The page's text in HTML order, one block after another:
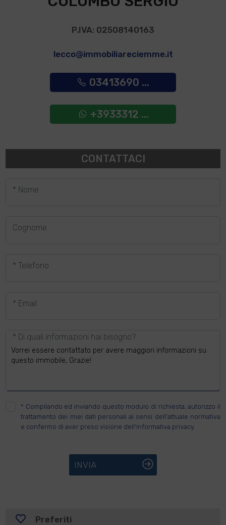
P.IVA: 02508140163
lecco@immobiliareciemme.it
03413690 ...
+3933312 ...
CONTATTACI
* Nome
Cognome
* Telefono
* Email
* Di quali informazioni hai bisogno?
* Compilando ed inviando questo modulo di richiesta, autorizzo il
trattamento dei miei dati personali ai sensi dell'attuale normativa
e confermo di aver preso visione dell'informativa privacy.
INVIA
Preferiti